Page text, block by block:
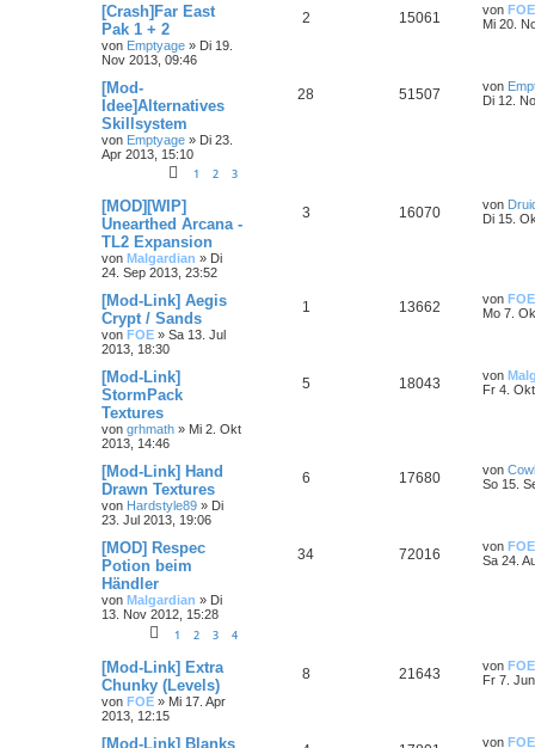
[Crash]Far East
Pak 1 + 2
von Emptyage » Di 19.
Nov 2013, 09:46
2 15061 von FOE
Mi 20.
[Mod-
Idee]Alternatives
Skillsystem
von Emptyage » Di 23.
Apr 2013, 15:10
1 2 3
28 51507 von
Di 12.
[MOD][WIP]
Unearthed Arcana -
TL2 Expansion
von Malgardian » Di
24. Sep 2013, 23:52
3 16070 von
Di 15.
[Mod-Link] Aegis
Crypt / Sands
von FOE » Sa 13. Jul
2013, 18:30
1 13662 von FOE
Mo 7.
[Mod-Link]
StormPack
Textures
von grhmath » Mi 2. Okt
2013, 14:46
5 18043 von
Fr 4.
[Mod-Link] Hand
Drawn Textures
von Hardstyle89 » Di
23. Jul 2013, 19:06
6 17680 von
So 15.
[MOD] Respec
Potion beim
Händler
von Malgardian » Di
13. Nov 2012, 15:28
1 2 3 4
34 72016 von FOE
Sa 24.
[Mod-Link] Extra
Chunky (Levels)
von FOE » Mi 17. Apr
2013, 12:15
8 21643 von FOE
Fr 7.
[Mod-Link] Blanks
von FOE